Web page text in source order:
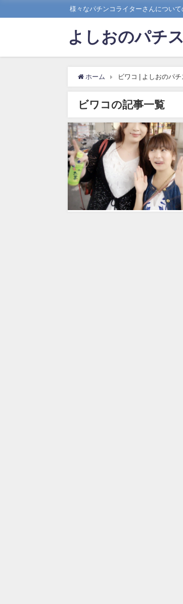
様々なパチンコライターさんについ
よしおのパチ
ホーム ビワコ | よしおのパ
ビワコの記事一覧